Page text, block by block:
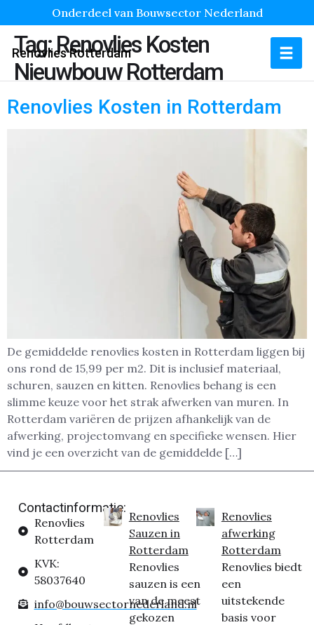
Onderdeel van Bouwsector Nederland
Renovlies Rotterdam
Tag:Renovlies Kosten
Nieuwbouw Rotterdam
Renovlies Kosten in Rotterdam
De gemiddelde renovlies kosten in Rotterdam liggen bij
ons rond de 15,99 per m2. Dit is inclusief materiaal,
schuren, sauzen en kitten. Renovlies behang is een
slimme keuze voor het strak afwerken van muren. In
Rotterdam variëren de prijzen afhankelijk van de
afwerking, projectomvang en specifieke wensen. Hier
vind je een overzicht van de gemiddelde […]
Contactinformatie:
Renovlies
Rotterdam
KVK:
58037640
info@bouwsectornederland.nl
Renovlies
Sauzen in
Rotterdam
Renovlies
sauzen is een
van de meest
gekozen
Renovlies
afwerking
Rotterdam
Renovlies biedt
een
uitstekende
basis voor